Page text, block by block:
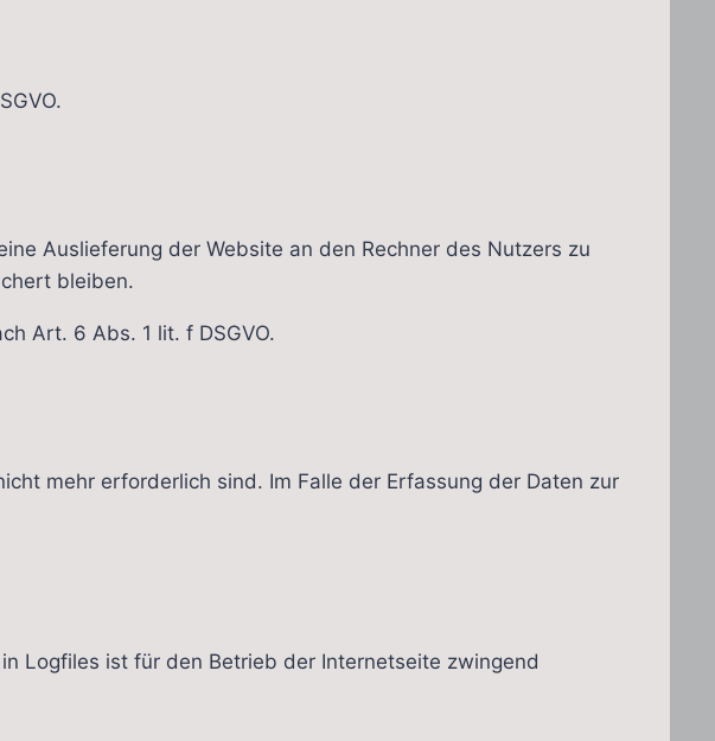
Auslieferung der Website an den Rechner des Nutzers zu
bleiben.
Art. 6 Abs. 1 lit. f DSGVO.
mehr erforderlich sind. Im Falle der Erfassung der Daten zur
Logfiles ist für den Betrieb der Internetseite zwingend